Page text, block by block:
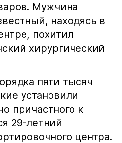
Мужчина
находясь в
похитил
хирургический
пяти тысяч
установили
причастного к
29-летний
центра.